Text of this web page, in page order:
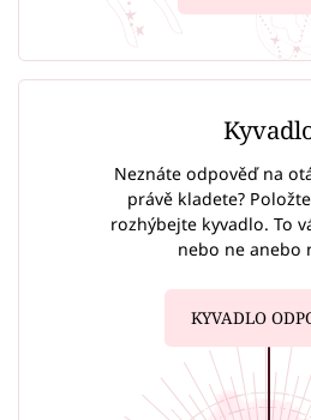
Neznáte odpověď na
právě kladete?
rozhýbejte kyvadlo. To
nebo ne anebo
KYVADLO